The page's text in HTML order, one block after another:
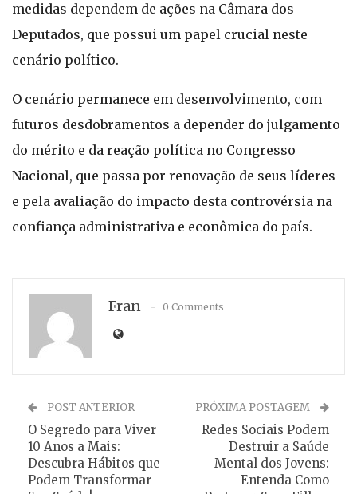
medidas dependem de ações na Câmara dos
Deputados, que possui um papel crucial neste
cenário político.
O cenário permanece em desenvolvimento, com
futuros desdobramentos a depender do julgamento
do mérito e da reação política no Congresso
Nacional, que passa por renovação de seus líderes
e pela avaliação do impacto desta controvérsia na
confiança administrativa e econômica do país.
Fran 0 Comments
POST ANTERIOR
O Segredo para Viver
10 Anos a Mais:
Descubra Hábitos que
Podem Transformar
PRÓXIMA POSTAGEM
Redes Sociais Podem
Destruir a Saúde
Mental dos Jovens:
Entenda Como